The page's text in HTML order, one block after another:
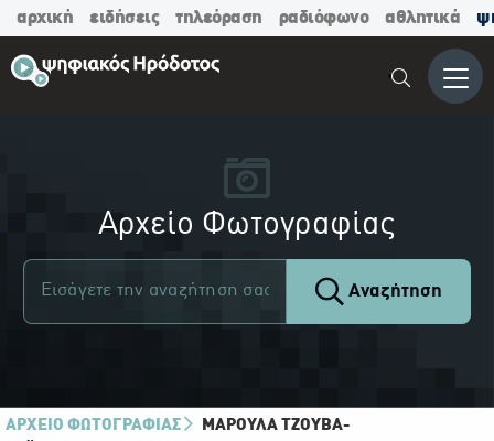
αρχική ειδήσεις τηλεόραση ραδιόφωνο αθλητικά
Μενού
Αρχείο Φωτογραφίας
Αναζήτηση
ΑΡΧΕΙΟ ΦΩΤΟΓΡΑΦΙΑΣ
ΜΑΡΟΎΛΑ ΤΖΟΎΒΑ-